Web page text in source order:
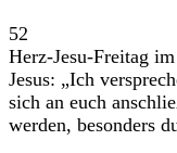
52
Herz-Jesu-Freitag
Jesus: „Ich
sich an euch
werden, besonders